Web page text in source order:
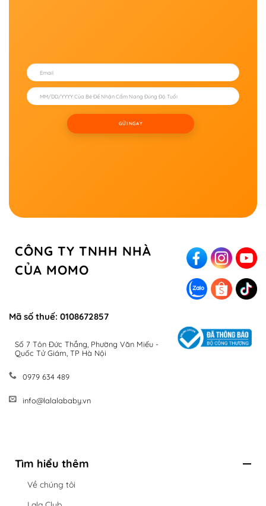
GỬI NGAY
CÔNG TY TNHH NHÀ
CỦA MOMO
Mã số thuế: 0108672857
Số 7 Tôn Đức Thắng, Phường Văn Miếu -
Quốc Tử Giám, TP Hà Nội
0979 634 489
info@lalalababy.vn
Tìm hiểu thêm
Về chúng tôi